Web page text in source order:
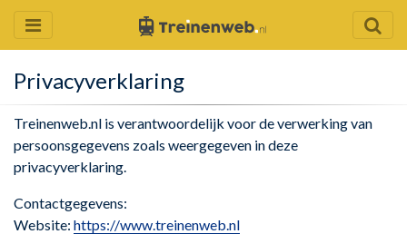
Privacyverklaring
Treinenweb.nl is verantwoordelijk voor de verwerking van
persoonsgegevens zoals weergegeven in deze
privacyverklaring.
Contactgegevens:
Website: https://www.treinenweb.nl